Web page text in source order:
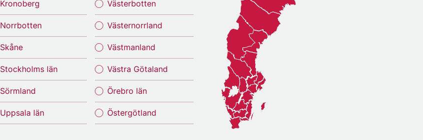
Kronoberg
Norrbotten
Skåne
Stockholms län
Sörmland
Uppsala län
Västerbotten
Västernorrland
Västmanland
Västra Götaland
Örebro län
Östergötland